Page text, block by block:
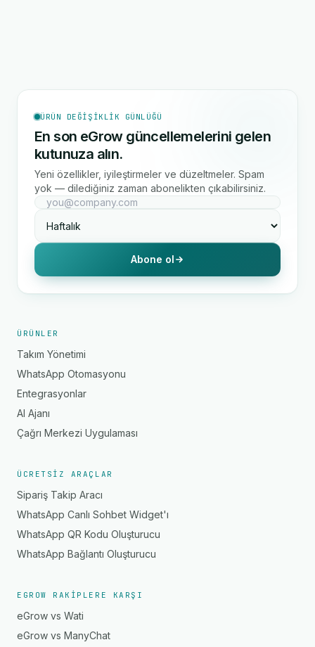
ÜRÜN DEĞIŞIKLIK GÜNLÜĞÜ
En son eGrow güncellemelerini gelen
kutunuza alın.
Yeni özellikler, iyileştirmeler ve düzeltmeler. Spam
yok — dilediğiniz zaman abonelikten çıkabilirsiniz.
Abone ol
ÜRÜNLER
Takım Yönetimi
WhatsApp Otomasyonu
Entegrasyonlar
AI Ajanı
Çağrı Merkezi Uygulaması
ÜCRETSIZ ARAÇLAR
Sipariş Takip Aracı
WhatsApp Canlı Sohbet Widget'ı
WhatsApp QR Kodu Oluşturucu
WhatsApp Bağlantı Oluşturucu
EGROW RAKIPLERE KARŞI
eGrow vs Wati
eGrow vs ManyChat